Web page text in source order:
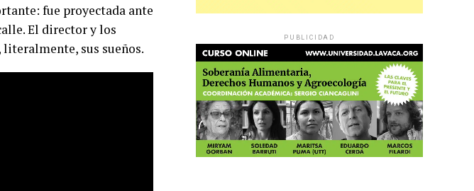
fue proyectada ante
El director y los
sus sueños.
PUBLICIDAD